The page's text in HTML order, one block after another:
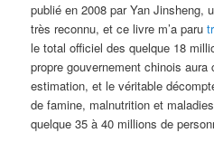
publié en 2008 par Yan Jinsheng,
très reconnu, et ce livre m’a paru
le total officiel des quelque 18
propre gouvernement chinois
estimation, et le véritable
de famine, malnutrition et
quelque 35 à 40 millions de